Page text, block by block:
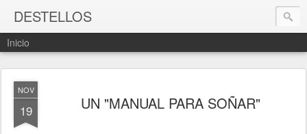
DESTELLOS
Inicio
NOV
19 UN "MANUAL PARA SOÑAR"